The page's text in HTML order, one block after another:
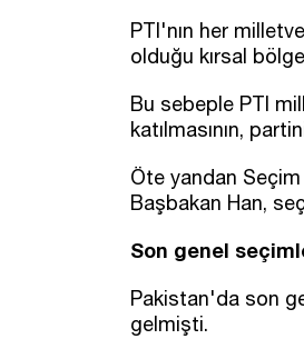
PTI'nın her
olduğu kırsal
Bu sebeple PTI
katılmasının,
Öte yandan Seçim
Başbakan Han,
Son genel
Pakistan'da son
gelmişti.